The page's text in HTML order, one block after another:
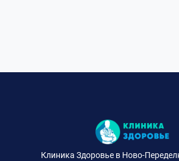
Клиника Здоровье в Ново-